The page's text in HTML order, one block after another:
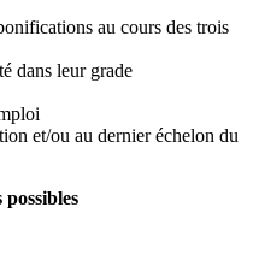
au cours des trois
dans leur grade
et/ou au dernier échelon du